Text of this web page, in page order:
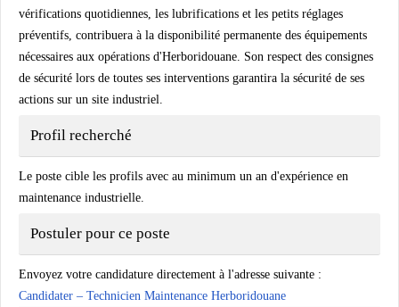
vérifications quotidiennes, les lubrifications et les petits réglages
préventifs, contribuera à la disponibilité permanente des équipements
nécessaires aux opérations d'Herboridouane. Son respect des consignes
de sécurité lors de toutes ses interventions garantira la sécurité de ses
actions sur un site industriel.
Profil recherché
Le poste cible les profils avec au minimum un an d'expérience en
maintenance industrielle.
Postuler pour ce poste
Envoyez votre candidature directement à l'adresse suivante :
Candidater – Technicien Maintenance Herboridouane